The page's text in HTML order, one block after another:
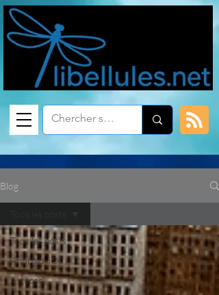
Blog
Tous les posts
Android, iOS
Astuces